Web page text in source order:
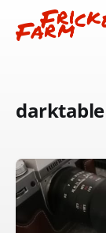
darktable